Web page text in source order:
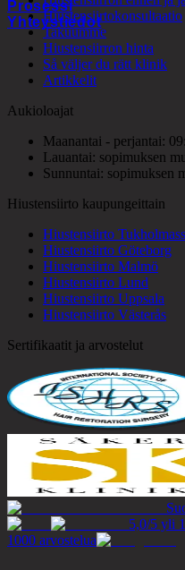
Prosessi
Yhteystiedot
Hiustensiirtokonsultaatio
Takuumme
Hiustensiirron hinta
Så väljer du rätt klinik
Artikkelit
Aukioloajat
Maanantai - perjantai:
Lauantai: sopimuksen
Sunnuntai: sopimuksen
Hiustensiirto kaupungeittain
Hiustensiirto
Hiustensiirto Göteborg
Hiustensiirto Malmö
Hiustensiirto Lund
Hiustensiirto Uppsala
Hiustensiirto Västerås
Sertifikaatit ja arvostelut
5,0/5 yli
1000 arvostelua